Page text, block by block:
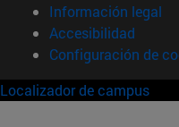
Información legal
Accesibilidad
Configuración de
Localizador de campus